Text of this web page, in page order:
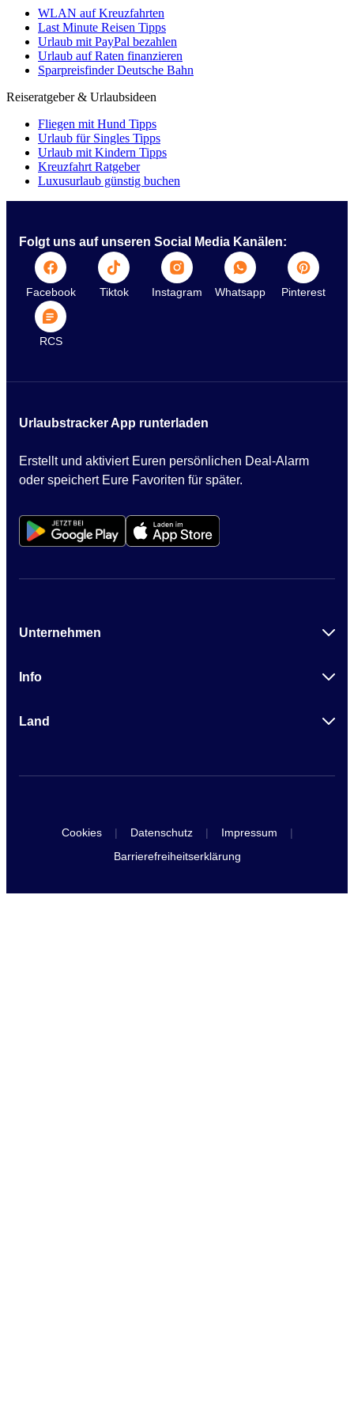
WLAN auf Kreuzfahrten
Last Minute Reisen Tipps
Urlaub mit PayPal bezahlen
Urlaub auf Raten finanzieren
Sparpreisfinder Deutsche Bahn
Reiseratgeber & Urlaubsideen
Fliegen mit Hund Tipps
Urlaub für Singles Tipps
Urlaub mit Kindern Tipps
Kreuzfahrt Ratgeber
Luxusurlaub günstig buchen